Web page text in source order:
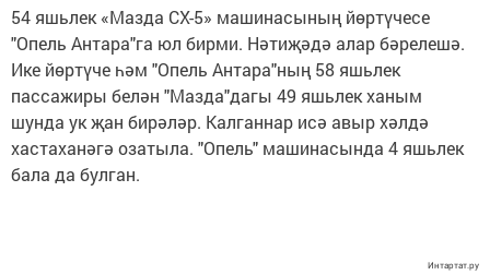
54 яшьлек «Мазда СХ-5» машинасының йөртүчесе
"Опель Антара"га юл бирми. Нәтиҗәдә алар бәрелешә.
Ике йөртүче һәм "Опель Антара"ның 58 яшьлек
пассажиры белән "Мазда"дагы 49 яшьлек ханым
шунда ук җан бирәләр. Калганнар исә авыр хәлдә
хастаханәгә озатыла. "Опель" машинасында 4 яшьлек
бала да булган.
Интартат.ру